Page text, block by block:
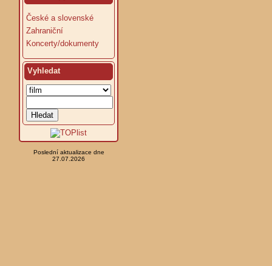
České a slovenské
Zahraniční
Koncerty/dokumenty
Vyhledat
Poslední aktualizace dne
27.07.2026